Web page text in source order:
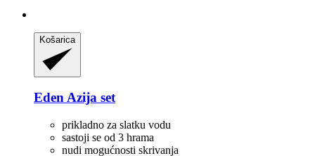
Košarica
EdenAzija set
prikladno za slatku vodu
sastoji se od 3 hrama
nudi mogućnosti skrivanja